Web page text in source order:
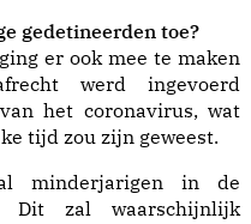
gedetineerden toe?
er ook mee te maken
werd ingevoerd
het coronavirus, wat
tijd zou zijn geweest.
minderjarigen in de
Dit zal waarschijnlijk